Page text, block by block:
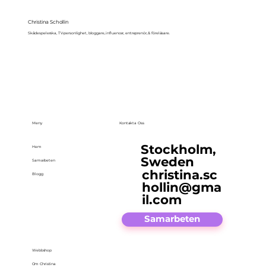
Christina Schollin
Skådespelerska, TV-personlighet, bloggare, influencer, entreprenör, & föreläsare.
Meny
Hem
Samarbeten
Blogg
Webbshop
Om Christina
Kontakta Oss
Stockholm,
Sweden
christina.sc
hollin@gma
il.com
Samarbeten